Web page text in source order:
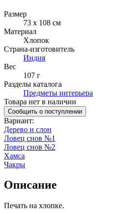
Размер
73 х 108 см
Материал
Хлопок
Страна-изготовитель
Индия
Вес
107 г
Разделы каталога
Предметы интерьера
Товара нет в наличии
Сообщить о поступлении
Вариант:
Дерево и слон
Ловец снов №1
Ловец снов №2
Хамса
Чакры
Описание
Печать на хлопке.